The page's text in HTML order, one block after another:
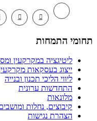
התמחות
ליטיגציה במקרקעין ומסחרית
ייצוג בעסקאות מקרקעין
ליווי הליכי תכנון ובנייה
התחדשות ערונית
מלונאות
קיבוצים, נחלות ומושבים
הצהרת נגישות